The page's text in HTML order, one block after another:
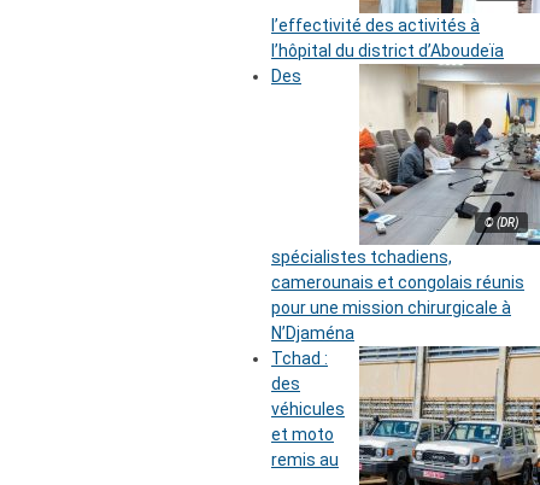
l’effectivité des activités à
l’hôpital du district d’Aboudeïa
© (DR)
Des
spécialistes tchadiens,
camerounais et congolais réunis
pour une mission chirurgicale à
N’Djaména
Tchad :
des
véhicules
et moto
remis au